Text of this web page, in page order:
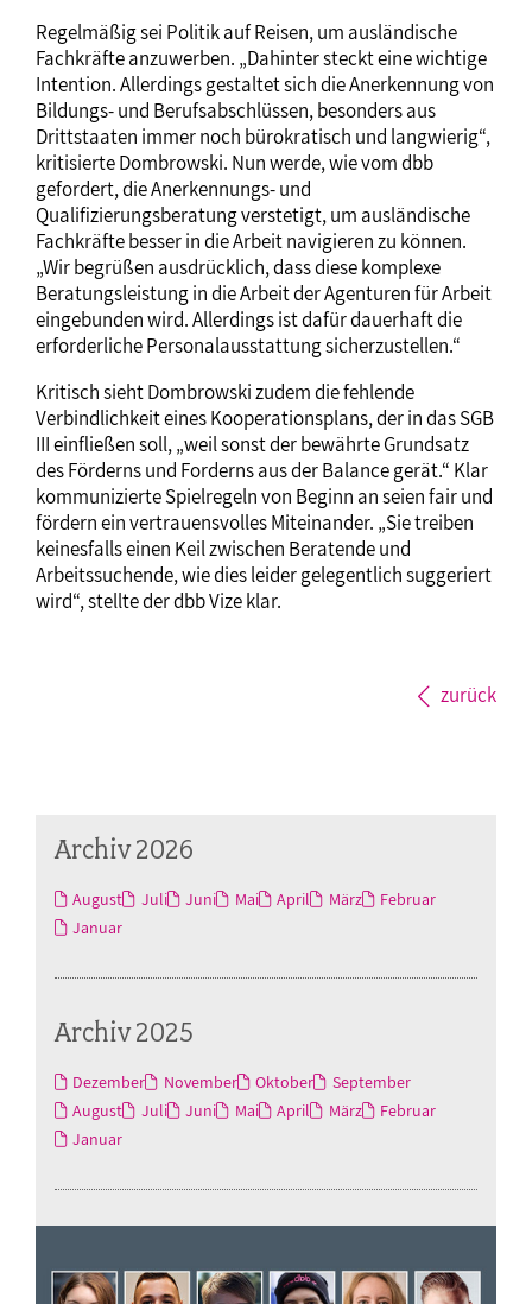
Regelmäßig sei Politik auf Reisen, um ausländische
Fachkräfte anzuwerben. „Dahinter steckt eine wichtige
Intention. Allerdings gestaltet sich die Anerkennung von
Bildungs- und Berufsabschlüssen, besonders aus
Drittstaaten immer noch bürokratisch und langwierig“,
kritisierte Dombrowski. Nun werde, wie vom dbb
gefordert, die Anerkennungs- und
Qualifizierungsberatung verstetigt, um ausländische
Fachkräfte besser in die Arbeit navigieren zu können.
„Wir begrüßen ausdrücklich, dass diese komplexe
Beratungsleistung in die Arbeit der Agenturen für Arbeit
eingebunden wird. Allerdings ist dafür dauerhaft die
erforderliche Personalausstattung sicherzustellen.“
Kritisch sieht Dombrowski zudem die fehlende
Verbindlichkeit eines Kooperationsplans, der in das SGB
III einfließen soll, „weil sonst der bewährte Grundsatz
des Förderns und Forderns aus der Balance gerät.“ Klar
kommunizierte Spielregeln von Beginn an seien fair und
fördern ein vertrauensvolles Miteinander. „Sie treiben
keinesfalls einen Keil zwischen Beratende und
Arbeitssuchende, wie dies leider gelegentlich suggeriert
wird“, stellte der dbb Vize klar.
zurück
Archiv 2026
August Juli Juni Mai April März
Februar
Januar
Archiv 2025
Dezember November Oktober
September
August
Juli Juni Mai April März
Februar
Januar